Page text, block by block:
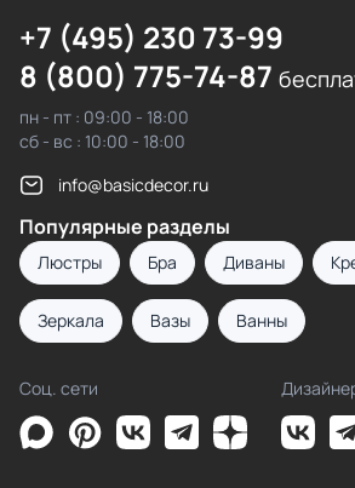
+7 (495) 230 73-99
8 (800) 775-74-87
пн - пт : 09:00 - 18:00
сб - вс : 10:00 - 18:00
info@basicdecor.ru
Популярные разделы
Люстры Бра Диваны
Зеркала Вазы Ванны
Соц. сети